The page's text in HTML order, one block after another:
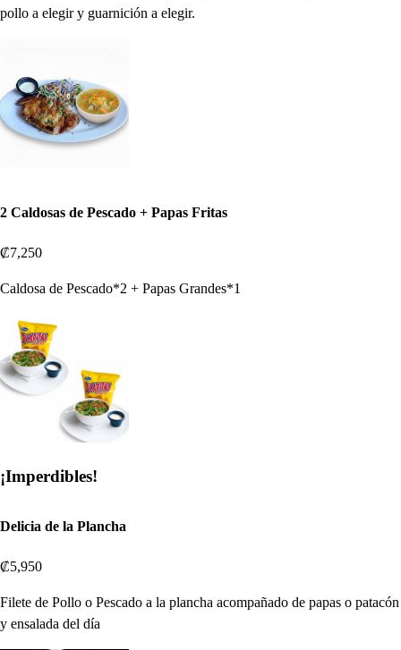
pollo a elegir y guarnición a elegir.
2 Caldosas de Pescado + Papas Fritas
₡7,250
Caldosa de Pescado*2 + Papas Grandes*1
¡Imperdibles!
Delicia de la Plancha
₡5,950
Filete de Pollo o Pescado a la plancha acompañado de papas o patacón
y ensalada del día